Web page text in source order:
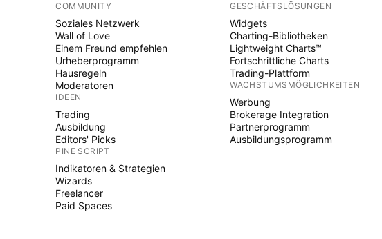
COMMUNITY
Soziales Netzwerk
Wall of Love
Einem Freund empfehlen
Urheberprogramm
Hausregeln
Moderatoren
IDEEN
Trading
Ausbildung
Editors' Picks
PINE SCRIPT
Indikatoren & Strategien
Wizards
Freelancer
Paid Spaces
GESCHÄFTSLÖSUNGEN
Widgets
Charting-Bibliotheken
Lightweight Charts™
Fortschrittliche Charts
Trading-Plattform
WACHSTUMSMÖGLICHKEITEN
Werbung
Brokerage Integration
Partnerprogramm
Ausbildungsprogramm